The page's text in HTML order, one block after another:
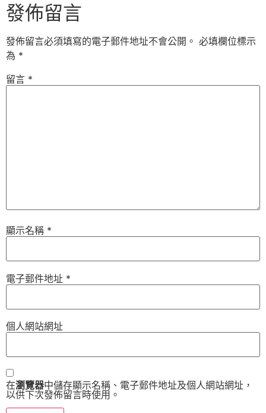
發佈留言
發佈留言必須填寫的電子郵件地址不會公開。 必填欄位標示
為 *
留言 *
顯示名稱 *
電子郵件地址 *
個人網站網址
在瀏覽器中儲存顯示名稱、電子郵件地址及個人網站網址，
以供下次發佈留言時使用。